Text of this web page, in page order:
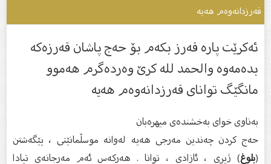
قەرزدانەوەم هەیە
ئەكرێت پارە قەرز بكەم بۆ حەج پاشان قەرزەكە
بدەمەوە والحمد لله كرێ وەردەگرم هەموو
مانگێگ توانای قەرزدانەوەم هەیە
بەناوی خوای بەخشندەی میهرەبان
حەج كردن چەندین مەرجی هەیە لەوانە موسڵمانێتی ، پێگەشتن
بلوغ) ژیری ، ئازادی ، توانا . هەركەس ئەم مەرجانەی تیادا